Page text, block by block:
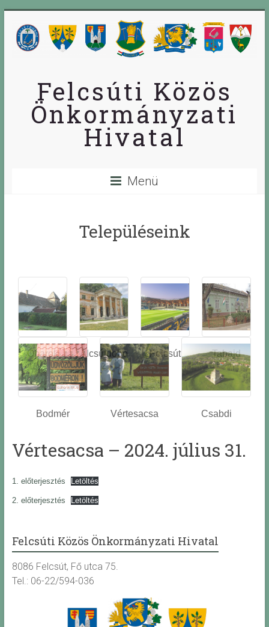
Felcsúti Közös
Önkormányzati
Hivatal
Menü
Településeink
Óbarok
Alcsútdobo
z
Felcsút Tabajd
Bodmér Vértesacsa Csabdi
Vértesacsa – 2024. július 31.
1. előterjesztés Letöltés
2. előterjesztés Letöltés
Felcsúti Közös Önkormányzati Hivatal
8086 Felcsút, Fő utca 75.
Tel.: 06-22/594-036